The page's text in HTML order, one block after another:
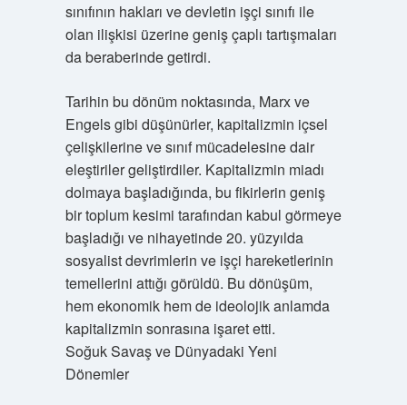
sınıfının hakları ve devletin işçi sınıfı ile
olan ilişkisi üzerine geniş çaplı tartışmaları
da beraberinde getirdi.
Tarihin bu dönüm noktasında, Marx ve
Engels gibi düşünürler, kapitalizmin içsel
çelişkilerine ve sınıf mücadelesine dair
eleştiriler geliştirdiler. Kapitalizmin miadı
dolmaya başladığında, bu fikirlerin geniş
bir toplum kesimi tarafından kabul görmeye
başladığı ve nihayetinde 20. yüzyılda
sosyalist devrimlerin ve işçi hareketlerinin
temellerini attığı görüldü. Bu dönüşüm,
hem ekonomik hem de ideolojik anlamda
kapitalizmin sonrasına işaret etti.
Soğuk Savaş ve Dünyadaki Yeni
Dönemler